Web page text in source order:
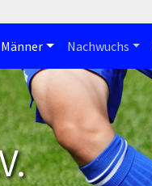
Männer Nachwuchs